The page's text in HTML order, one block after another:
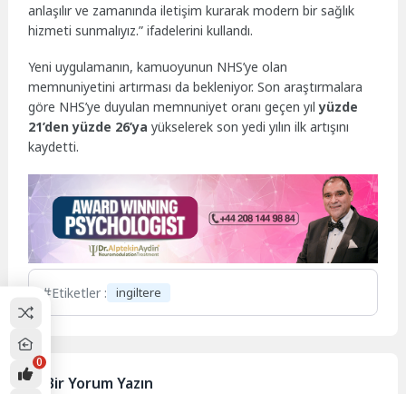
anlaşılır ve zamanında iletişim kurarak modern bir sağlık
hizmeti sunmalıyız.” ifadelerini kullandı.
Yeni uygulamanın, kamuoyunun NHS’ye olan
memnuniyetini artırması da bekleniyor. Son araştırmalara
göre NHS’ye duyulan memnuniyet oranı geçen yılyüzde
21’den yüzde 26’ya yükselerek son yedi yılın ilk artışını
kaydetti.
Etiketler : ingiltere
Bir Yorum Yazın
0